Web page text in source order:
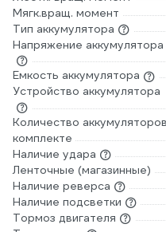
Мягк.вращ. момент
Тип аккумулятора
Напряжение аккумулятора
Емкость аккумулятора
Устройство аккумулятора
Количество
комплекте
Наличие удара
Ленточные (магазинные)
Наличие реверса
Наличие подсветки
Тормоз двигателя